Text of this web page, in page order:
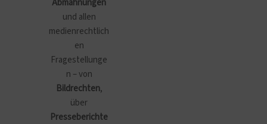
Abmahnungen
und allen
medienrechtlich
en
Fragestellunge
n – von
Bildrechten,
über
Presseberichte